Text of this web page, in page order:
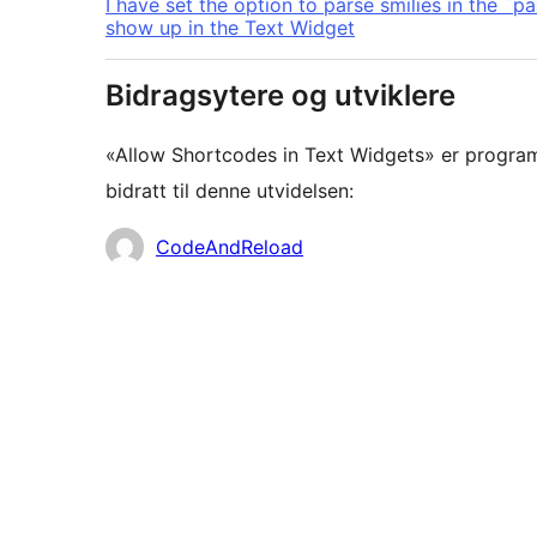
I have set the option to parse smilies in the
show up in the Text Widget
Bidragsytere og utviklere
«Allow Shortcodes in Text Widgets» er
bidratt til denne utvidelsen:
Bidragsytere
CodeAndReload